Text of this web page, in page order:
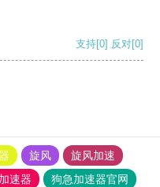
支持[0] 反对[0]
旋风
旋风加速
速器
狗急加速器官网